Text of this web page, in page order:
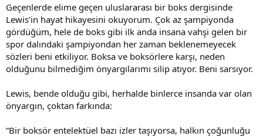
Geçenlerde elime geçen uluslararası bir boks dergisinde
Lewis’in hayat hikayesini okuyorum. Çok az şampiyonda
gördüğüm, hele de boks gibi ilk anda insana vahşi gelen bir
spor dalındaki şampiyondan her zaman beklenemeyecek
sözleri beni etkiliyor. Boksa ve boksörlere karşı, neden
olduğunu bilmediğim önyargılarımı silip atıyor. Beni sarsıyor.
Lewis, bende olduğu gibi, herhalde binlerce insanda var olan
önyargın, çoktan farkında:
”Bir boksör entelektüel bazı izler taşıyorsa, halkın çoğunluğu